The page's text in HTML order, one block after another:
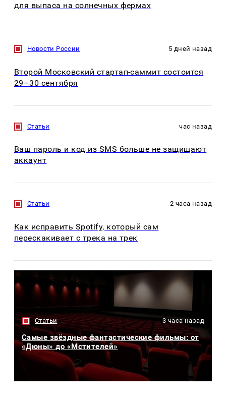
для выпаса на солнечных фермах
Новости России 5 дней назад
Второй Московский стартап-саммит состоится
29–30 сентября
Статьи час назад
Ваш пароль и код из SMS больше не защищают
аккаунт
Статьи 2 часа назад
Как исправить Spotify, который сам
перескакивает с трека на трек
Статьи 3 часа назад
Самые звёздные фантастические фильмы: от
«Дюны» до «Мстителей»